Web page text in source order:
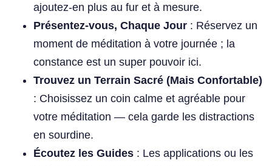
ajoutez-en plus au fur et à mesure.
Présentez-vous, Chaque Jour : Réservez un
moment de méditation à votre journée ; la
constance est un super pouvoir ici.
Trouvez un Terrain Sacré (Mais Confortable)
: Choisissez un coin calme et agréable pour
votre méditation — cela garde les distractions
en sourdine.
Écoutez les Guides : Les applications ou les